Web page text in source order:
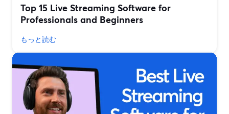
Top 15 Live Streaming Software for
Professionals and Beginners
もっと読む